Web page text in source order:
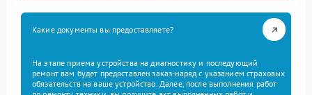
Какие документы вы предоставляете?
На этапе приема устройства на диагностику и последующий
ремонт вам будет предоставлен заказ-наряд с указанием страховых
обязательств на ваше устройство. Далее, после выполнения работ